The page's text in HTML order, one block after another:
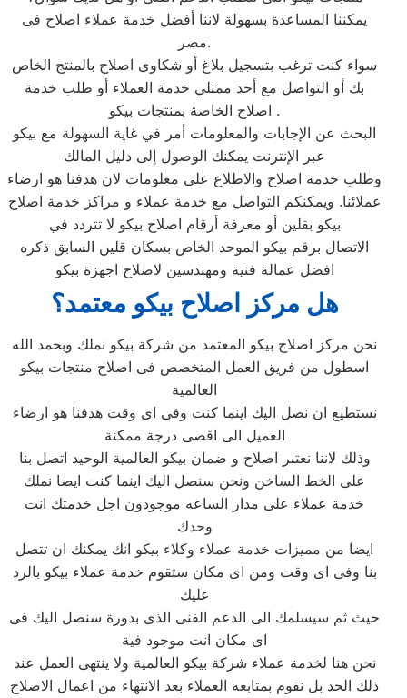
يمكننا المساعدة بسهولة لاننا أفضل خدمة عملاء اصلاح فى
مصر.
سواء كنت ترغب بتسجيل بلاغ أو شكاوى اصلاح بالمنتج الخاص
بك أو التواصل مع أحد ممثلي خدمة العملاء أو طلب خدمة
اصلاح الخاصة بمنتجات بيكو .
البحث عن الإجابات والمعلومات أمر في غاية السهولة مع بيكو
عبر الإنترنت يمكنك الوصول إلى دليل المالك
وطلب خدمة اصلاح والاطلاع على معلومات لان هدفنا هو ارضاء
عملائنا. ويمكنكم التواصل مع خدمة عملاء و مراكز خدمة اصلاح
بيكو بقلين أو معرفة أرقام اصلاح بيكو لا تتردد في
الاتصال برقم بيكو الموحد الخاص بسكان قلين السابق ذكره
افضل عمالة فنية ومهندسين لاصلاح اجهزة بيكو
هل مركز اصلاح بيكو معتمد؟
نحن مركز اصلاح بيكو المعتمد من شركة بيكو نملك وبحمد الله
اسطول من فريق العمل المتخصص فى اصلاح منتجات بيكو
العالمية
نستطيع ان نصل اليك اينما كنت وفى اى وقت هدفنا هو ارضاء
العميل الى اقصى درجة ممكنة
وذلك لاننا نعتبر اصلاح و ضمان بيكو العالمية الوحيد اتصل بنا
على الخط الساخن ونحن سنصل اليك اينما كنت ايضا نملك
خدمة عملاء على مدار الساعه موجودون اجل خدمتك انت
وحدك
ايضا من مميزات خدمة عملاء وكلاء بيكو انك يمكنك ان تتصل
بنا وفى اى وقت ومن اى مكان ستقوم خدمة عملاء بيكو بالرد
عليك
حيث ثم سيسلمك الى الدعم الفنى الذى بدورة سنصل اليك فى
اى مكان انت موجود فية
نحن هنا لخدمة عملاء شركة بيكو العالمية ولا ينتهى العمل عند
ذلك الحد بل نقوم بمتابعه العملاء بعد الانتهاء من اعمال الاصلاح